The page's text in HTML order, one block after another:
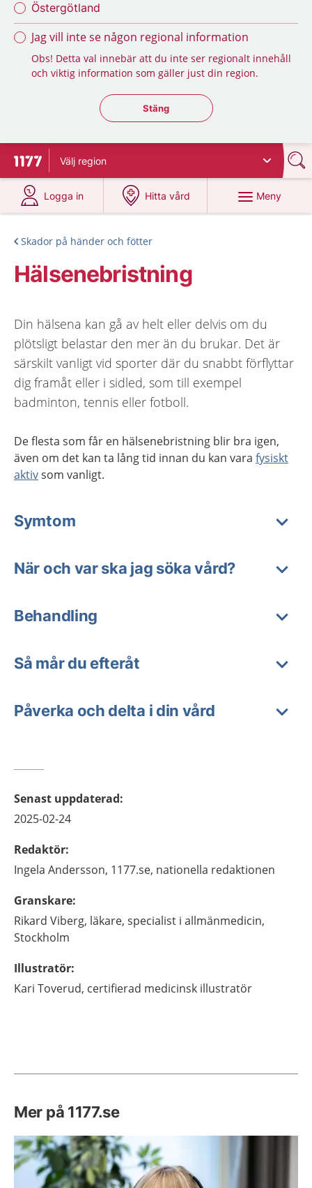
Östergötland
Jag vill inte se någon regional information
Obs! Detta val innebär att du inte ser regionalt innehåll
och viktig information som gäller just din region.
Stäng regionsväljaren
Stäng
Till startsidan för 1177
Välj region
Logga in
på 1177.se
Hitta vård
på 1177.se
Meny
Skador på händer och fötter
Hälsenebristning
Din hälsena kan gå av helt eller delvis om du
plötsligt belastar den mer än du brukar. Det är
särskilt vanligt vid sporter där du snabbt förflyttar
dig framåt eller i sidled, som till exempel
badminton, tennis eller fotboll.
De flesta som får en hälsenebristning blir bra igen,
även om det kan ta lång tid innan du kan vara fysiskt
aktivsom vanligt.
Symtom
När och var ska jag söka vård?
Behandling
Så mår du efteråt
Påverka och delta i din vård
Senast uppdaterad:
2025-02-24
Redaktör:
Ingela Andersson, 1177.se, nationella redaktionen
Granskare:
Rikard Viberg, läkare, specialist i allmänmedicin,
Stockholm
Illustratör:
Kari Toverud, certifierad medicinsk illustratör
Mer på 1177.se